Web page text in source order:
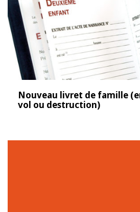
Nouveau livret de famille
vol ou destruction)